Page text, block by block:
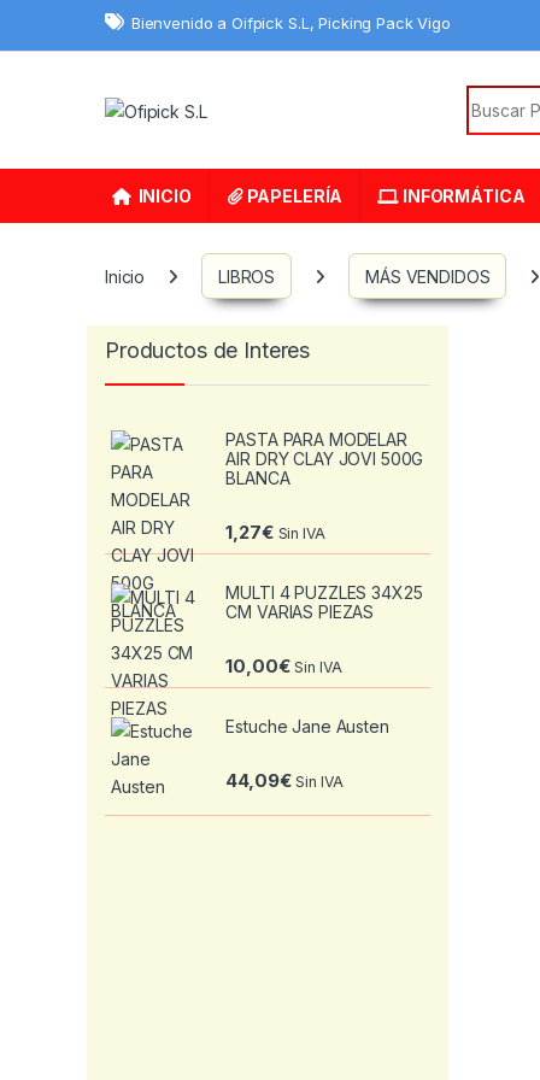
Skip to navigation
Skip to content Bienvenido a Oifpick S.L, Picking Pack Vigo
Search
INICIO PAPELERÍA INFORMÁTICA
Inicio LIBROS MÁS VENDIDOS
Productos de Interes
PASTA PARA MODELAR
AIR DRY CLAY JOVI 500G
BLANCA
1,27€ Sin IVA
MULTI 4 PUZZLES 34X25
CM VARIAS PIEZAS
10,00€ Sin IVA
Estuche Jane Austen
44,09€ Sin IVA